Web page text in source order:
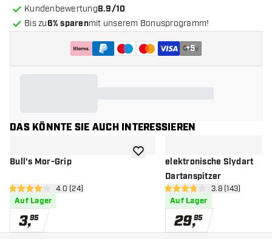
Kundenbewertung8.9/10
Bis zu6% sparenmit unserem Bonusprogramm!
+5
DAS KÖNNTE SIE AUCH INTERESSIEREN
Bull's Mor-Grip
Bewertungsbereich öffnen
4 Bewertungssterne
4.0 (24)
Auf Lager
3,95
Zur Wunschliste hinzufügen
elektronische Slydart
Dartanspitzer
3.8 Bewertungssterne
3.8 (143)
Auf Lager
29,95